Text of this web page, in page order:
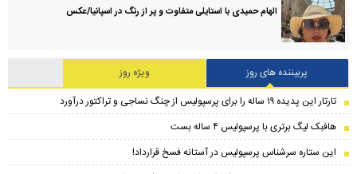
الهام حمیدی با استایلی متفاوت و پر از رنگ در اسپانیا/عکس
پربیننده های روز
ویژه روز
تارتار این پدیده ۱۹ ساله را برای پرسپولیس از چنگ نساجی و تراکتور درآورد
هافبک لیگ برتری با پرسپولیس ۴ ساله بست
این ستاره سرشناس پرسپولیس در آستانه فسخ قرارداد!